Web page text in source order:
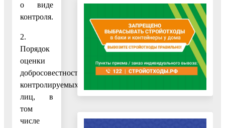
о виде
контроля.
2.
Порядок
оценки
добросовестности
контролируемых
лиц, в
том
числе